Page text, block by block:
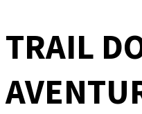
TRAIL